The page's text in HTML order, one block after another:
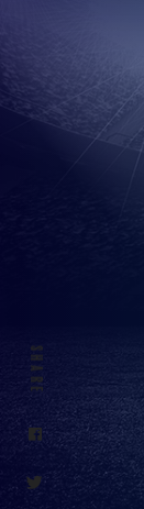
SHARE